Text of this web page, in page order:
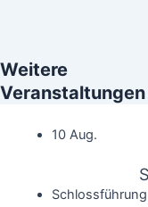
Weitere
Veranstaltungen
10 Aug.
Schlossführung